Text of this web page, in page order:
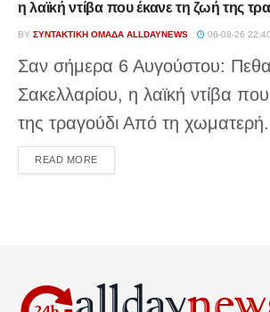
η λαϊκή ντίβα που έκανε τη ζωή της
BY ΣΥΝΤΑΚΤΙΚΉ ΟΜΆΔΑ ALLDAYNEWS 06-08-26 22:40
Σαν σήμερα 6 Αυγούστου:
Σακελλαρίου, η λαϊκή ντίβα
της τραγούδι Από τη
READ MOREDETAILS